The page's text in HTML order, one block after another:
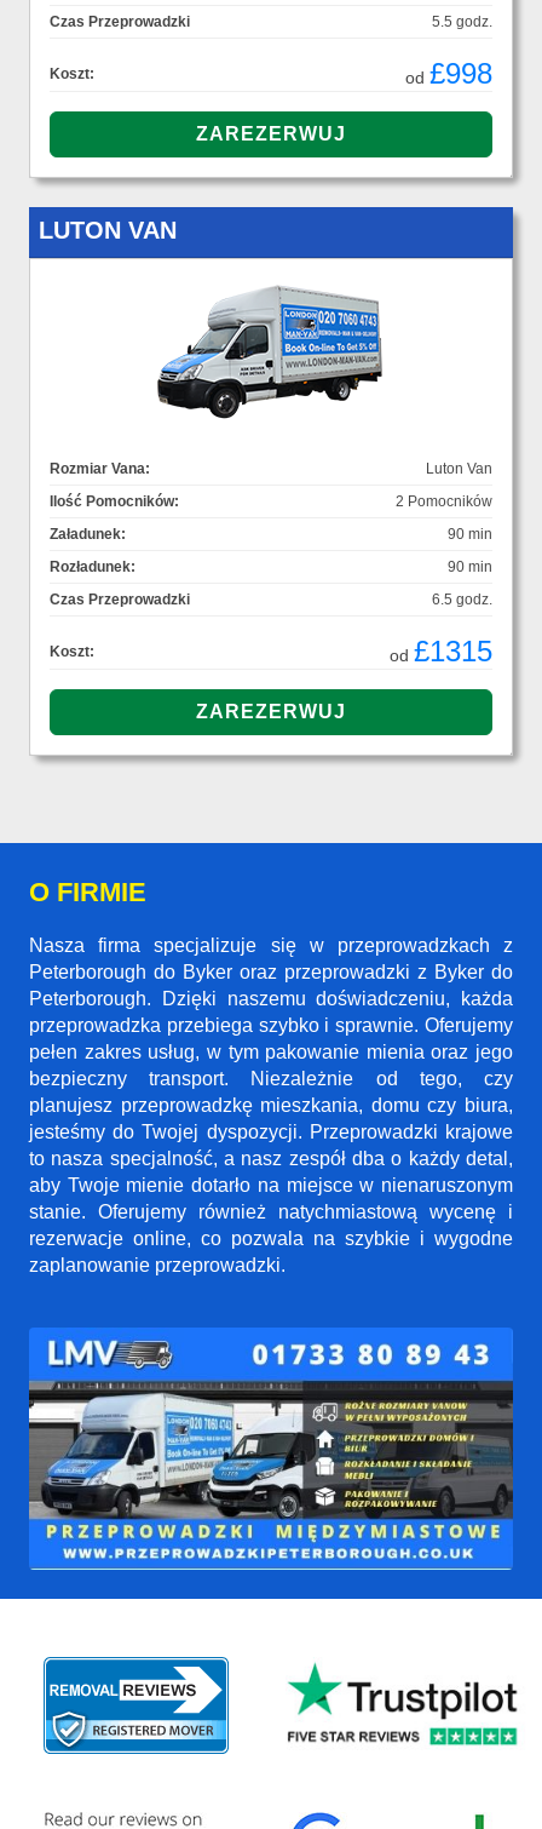
Czas Przeprowadzki
5.5 godz.
Koszt: od £998
LUTON VAN
Rozmiar Vana:
Luton Van
Ilość Pomocników:
2 Pomocników
Załadunek:
90 min
Rozładunek:
90 min
Czas Przeprowadzki
6.5 godz.
Koszt: od £1315
O FIRMIE
Nasza firma specjalizuje się w przeprowadzkach z
Peterborough do Byker oraz przeprowadzki z Byker do
Peterborough. Dzięki naszemu doświadczeniu, każda
przeprowadzka przebiega szybko i sprawnie. Oferujemy
pełen zakres usług, w tym pakowanie mienia oraz jego
bezpieczny transport. Niezależnie od tego, czy
planujesz przeprowadzkę mieszkania, domu czy biura,
jesteśmy do Twojej dyspozycji. Przeprowadzki krajowe
to nasza specjalność, a nasz zespół dba o każdy detal,
aby Twoje mienie dotarło na miejsce w nienaruszonym
stanie. Oferujemy również natychmiastową wycenę i
rezerwacje online, co pozwala na szybkie i wygodne
zaplanowanie przeprowadzki.